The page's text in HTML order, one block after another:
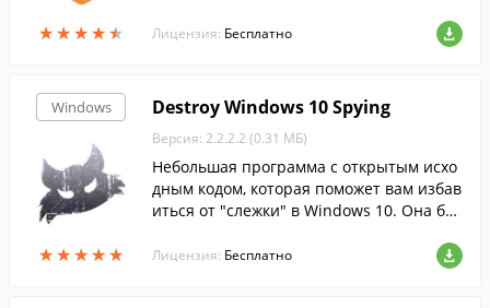
★★★★★
★★★★★
екцию медиа между Windows Phone-уст
ройствами, компьютером и учетной зап
Лицензия: Бесплатно
Windows
★★★★★
★★★★★
Destroy Windows 10 Spying
Версия: 2.2.2.2 (0.31 МБ)
Небольшая программа с открытым исхо
дным кодом, которая поможет вам избав
иться от "слежки" в Windows 10. Она бы
ры телеметрии, отвечающие за отслежи
Лицензия: Бесплатно